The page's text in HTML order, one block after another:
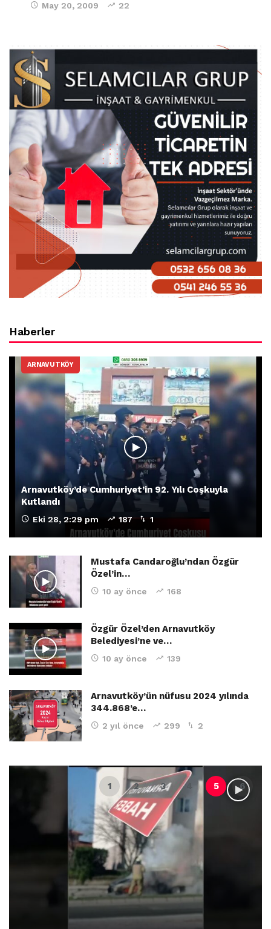
May 20, 2009 22
Haberler
ARNAVUTKÖY
Arnavutköy’de Cumhuriyet’in 92. Yılı Coşkuyla
Kutlandı
Eki 28, 2:29 pm 187 1
Mustafa Candaroğlu’ndan Özgür
Özel’in…
10 ay önce 168
Özgür Özel’den Arnavutköy
Belediyesi’ne ve…
10 ay önce 139
Arnavutköy’ün nüfusu 2024 yılında
344.868’e…
2 yıl önce 299 2